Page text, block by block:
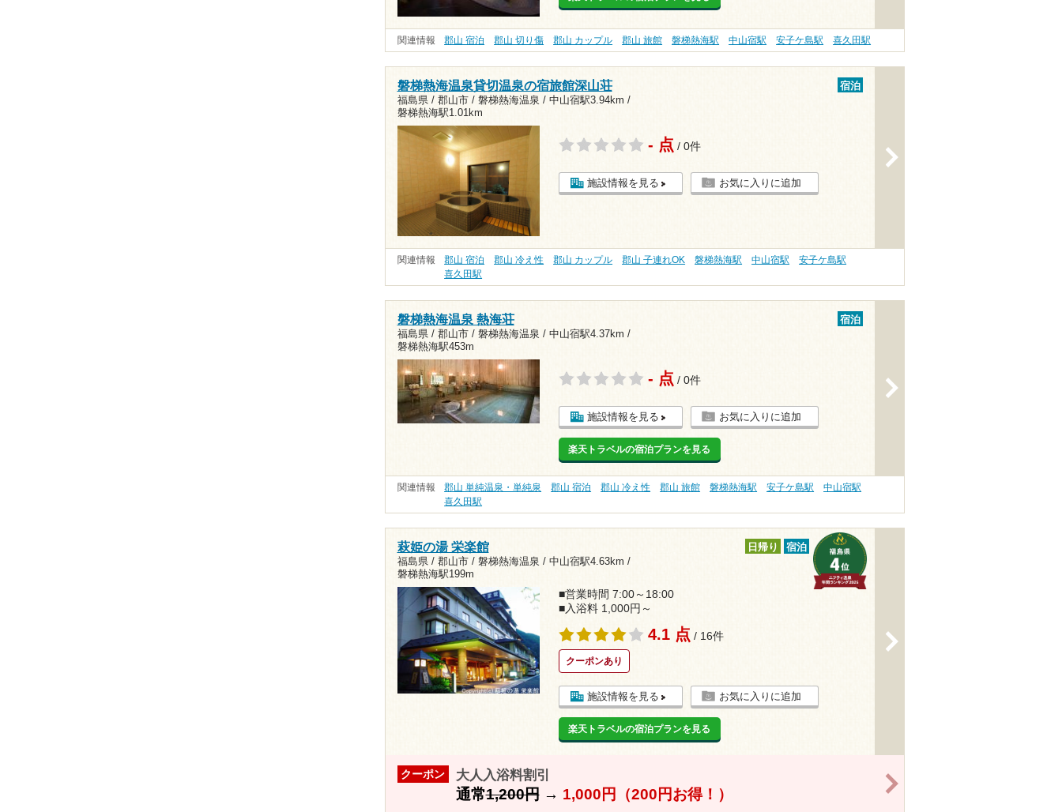
関連情報 郡山 宿泊 郡山 切り傷 郡山 カップル 郡山 旅館 磐梯熱海駅 中山宿駅 安子ケ島駅 喜久田駅
磐梯熱海温泉貸切温泉の宿旅館深山荘
福島県 / 郡山市 / 磐梯熱海温泉 / 中山宿駅3.94km /
磐梯熱海駅1.01km
宿泊
- 点 / 0件
施設情報を見る お気に入りに追加
関連情報 郡山 宿泊 郡山 冷え性 郡山 カップル 郡山 子連れOK 磐梯熱海駅 中山宿駅
安子ケ島駅
喜久田駅
磐梯熱海温泉 熱海荘
福島県 / 郡山市 / 磐梯熱海温泉 / 中山宿駅4.37km /
磐梯熱海駅453m
宿泊
- 点 / 0件
施設情報を見る お気に入りに追加
楽天トラベルの宿泊プランを見る
関連情報 郡山 単純温泉・単純泉 郡山 宿泊 郡山 冷え性 郡山 旅館 磐梯熱海駅 安子ケ島駅
中山宿駅
喜久田駅
萩姫の湯 栄楽館
福島県 / 郡山市 / 磐梯熱海温泉 / 中山宿駅4.63km /
磐梯熱海駅199m
日帰り 宿泊
■営業時間 7:00～18:00
■入浴料 1,000円～
4.1 点 / 16件
クーポンあり
施設情報を見る お気に入りに追加
楽天トラベルの宿泊プランを見る
クーポン 大人入浴料割引
通常1,200円→ 1,000円（200円お得！）